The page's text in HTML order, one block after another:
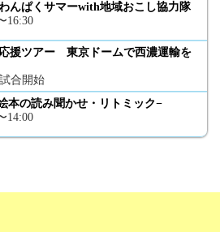
ぱくサマーwith地域おこし協力隊
16:30
援ツアー 東京ドームで西濃運輸を
合開始
本の読み聞かせ・リトミック−
14:00